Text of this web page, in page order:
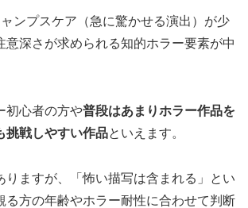
ャンプスケア（急に驚かせる演出）が少
意深さが求められる知的ホラー要素が中
初心者の方や普段はあまりホラー作品を
挑戦しやすい作品といえます。
りますが、「怖い描写は含まれる」とい
る方の年齢やホラー耐性に合わせて判断